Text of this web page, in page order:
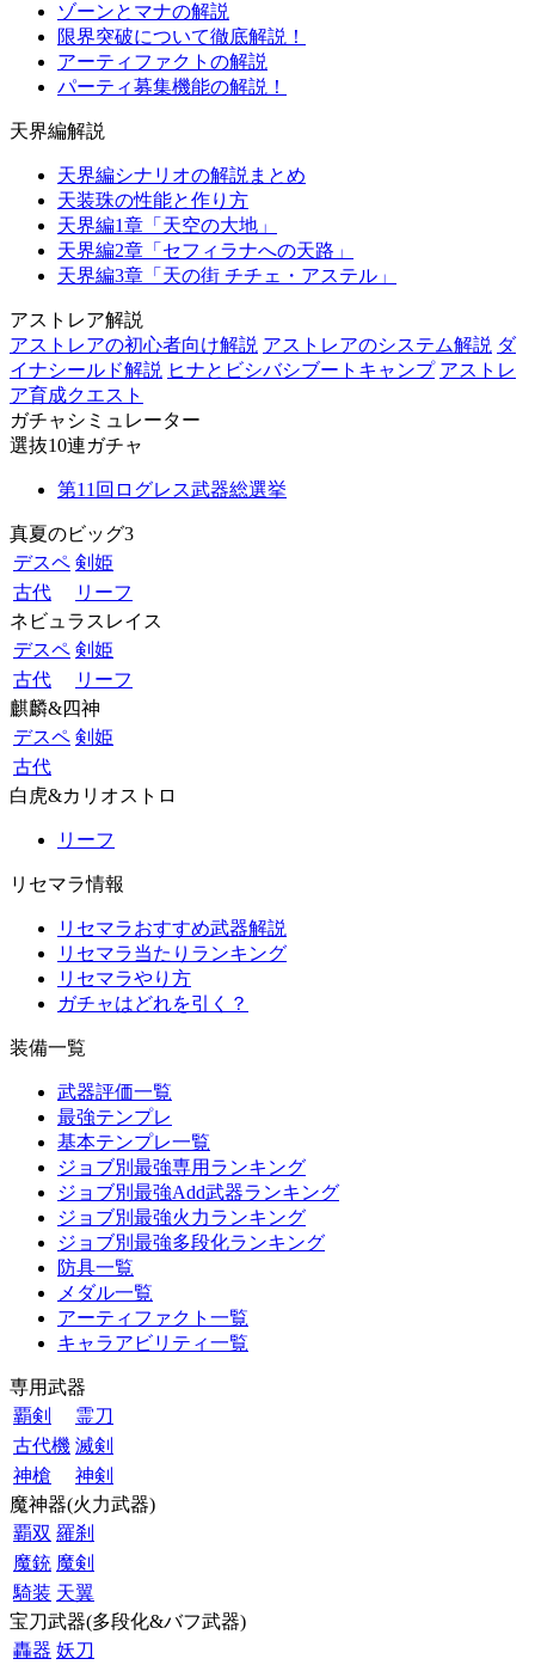
ゾーンとマナの解説
限界突破について徹底解説！
アーティファクトの解説
パーティ募集機能の解説！
天界編解説
天界編シナリオの解説まとめ
天装珠の性能と作り方
天界編1章「天空の大地」
天界編2章「セフィラナへの天路」
天界編3章「天の街 チチェ・アステル」
アストレア解説
アストレアの初心者向け解説 アストレアのシステム解説 ダ
イナシールド解説 ヒナとビシバシブートキャンプ アストレ
ア育成クエスト
ガチャシミュレーター
選抜10連ガチャ
第11回ログレス武器総選挙
真夏のビッグ3
デスペ 剣姫
古代
リーフ
ネビュラスレイス
デスペ 剣姫
古代
リーフ
麒麟&四神
デスペ 剣姫
古代
白虎&カリオストロ
リーフ
リセマラ情報
リセマラおすすめ武器解説
リセマラ当たりランキング
リセマラやり方
ガチャはどれを引く？
装備一覧
武器評価一覧
最強テンプレ
基本テンプレ一覧
ジョブ別最強専用ランキング
ジョブ別最強Add武器ランキング
ジョブ別最強火力ランキング
ジョブ別最強多段化ランキング
防具一覧
メダル一覧
アーティファクト一覧
キャラアビリティ一覧
専用武器
覇剣
霊刀
古代機 滅剣
神槍
神剣
魔神器(火力武器)
覇双 羅刹
魔銃 魔剣
騎装 天翼
宝刀武器(多段化&バフ武器)
轟器 妖刀